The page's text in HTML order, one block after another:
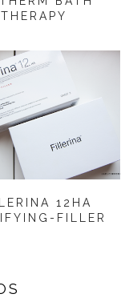
THERAPY
12HA
FILLER